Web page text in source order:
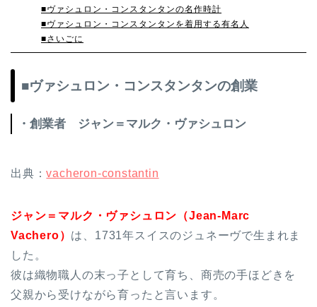
‬■ヴァシュロン・コンスタンタンの名作時計
■ヴァシュロン・コンスタンタンを着用する有名人‬
‬■さいごに
■ヴァシュロン・コンスタンタンの創業
・創業者 ジャン＝マルク・ヴァシュロン
出典：vacheron-constantin
ジャン＝マルク・ヴァシュロン（Jean-Marc
Vachero） は、1731年スイスのジュネーヴで生まれま
した。
彼は織物職人の末っ子として育ち、商売の手ほどきを
父親から受けながら育ったと言います。